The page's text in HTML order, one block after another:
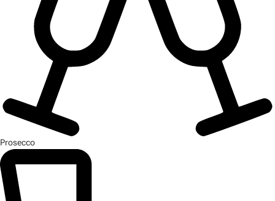
Prosecco